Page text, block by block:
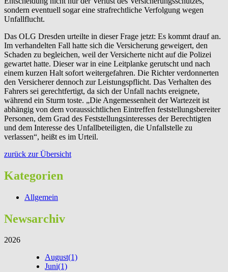
sondern eventuell sogar eine strafrechtliche Verfolgung wegen
Unfallflucht.
Das OLG Dresden urteilte in dieser Frage jetzt: Es kommt drauf an.
Im verhandelten Fall hatte sich die Versicherung geweigert, den
Schaden zu begleichen, weil der Versicherte nicht auf die Polizei
gewartet hatte. Dieser war in eine Leitplanke gerutscht und nach
einem kurzen Halt sofort weitergefahren. Die Richter verdonnerten
den Versicherer dennoch zur Leistungspflicht. Das Verhalten des
Fahrers sei gerechtfertigt, da sich der Unfall nachts ereignete,
während ein Sturm toste. „Die Angemessenheit der Wartezeit ist
abhängig von dem voraussichtlichen Eintreffen feststellungsbereiter
Personen, dem Grad des Feststellungsinteresses der Berechtigten
und dem Interesse des Unfallbeteiligten, die Unfallstelle zu
verlassen“, heißt es im Urteil.
zurück zur Übersicht
Kategorien
Allgemein
Newsarchiv
2026
August(1)
Juni(1)